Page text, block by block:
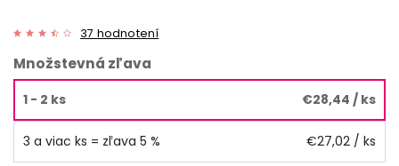
37 hodnotení
Množstevná zľava
1 - 2 ks €28,44 / ks
3 a viac ks = zľava 5 % €27,02 / ks